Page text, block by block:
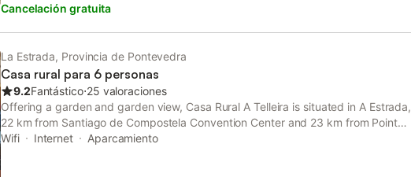
Cancelación gratuita
La Estrada, Provincia de Pontevedra
Casa rural para 6 personas
9.2Fantástico⋅25 valoraciones
Offering a garden and garden view, Casa Rural A Telleira is situated in A Estrada,
22 km from Santiago de Compostela Convention Center and 23 km from Point
view. This property offers access to a patio, free private parking and free WiFi.
Wifi Internet Aparcamiento